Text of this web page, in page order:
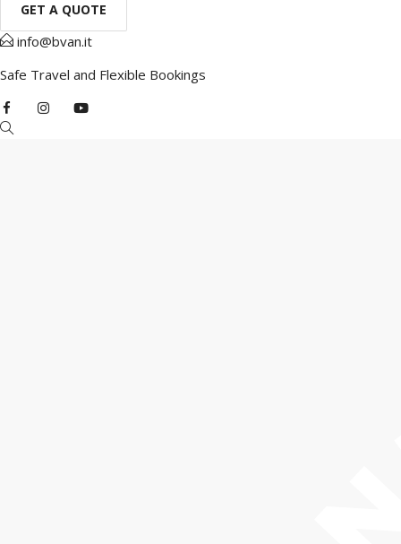
GET A QUOTE
info@bvan.it
Safe Travel and Flexible Bookings